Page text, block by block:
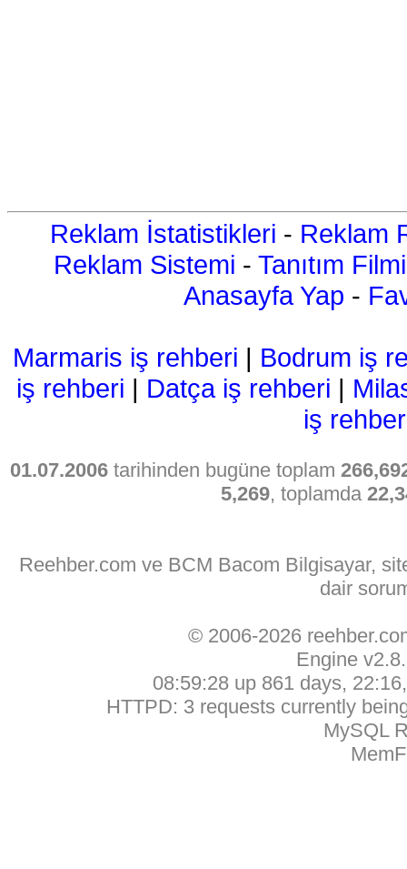
Reklam İstatistikleri - Reklam
Reklam Sistemi - Tanıtım Filmi
Anasayfa Yap -
Marmaris iş rehberi | Bodrum iş
iş rehberi | Datça iş rehberi |
iş
01.07.2006 tarihinden bugüne toplam
5,269, toplamda
Reehber.com ve BCM Bacom Bilgisayar,
dair
© 2006-2026
Engine
08:59:28 up 861 days,
HTTPD: 3 requests currently
MySQL